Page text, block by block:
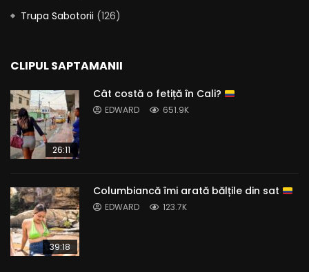
Trupa Sabotorii (126)
CLIPUL SAPTAMANII
26:11
Cât costă o fetiță în Cali?
EDWARD 651.9K
39:18
Columbiancă îmi arată bălțile din sat
EDWARD 123.7K